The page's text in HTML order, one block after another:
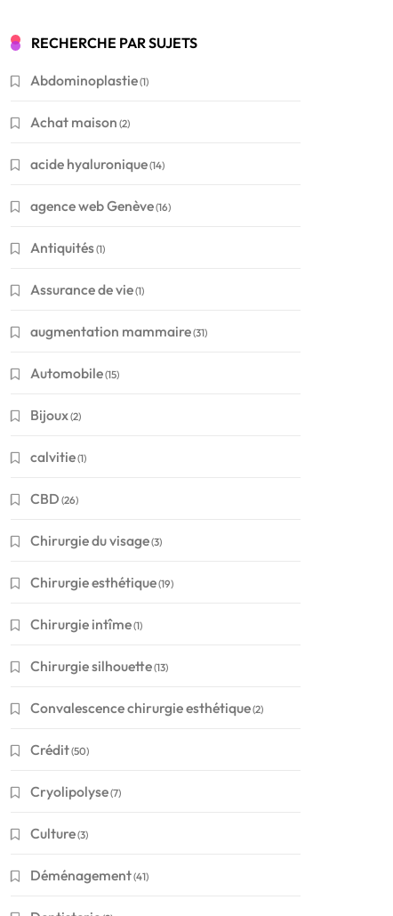
RECHERCHE PAR SUJETS
Abdominoplastie(1)
Achat maison (2)
acide hyaluronique(14)
agence web Genève(16)
Antiquités(1)
Assurance de vie(1)
augmentation mammaire(31)
Automobile(15)
Bijoux(2)
calvitie(1)
CBD (26)
Chirurgie du visage(3)
Chirurgie esthétique(19)
Chirurgie intîme(1)
Chirurgie silhouette(13)
Convalescence chirurgie esthétique(2)
Crédit(50)
Cryolipolyse(7)
Culture(3)
Déménagement(41)